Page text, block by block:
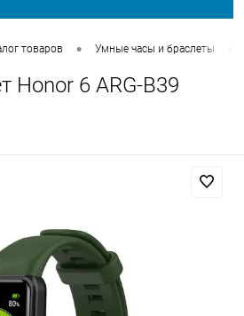
товаров • Умные часы и браслеты
Honor 6 ARG-B39
только
банка